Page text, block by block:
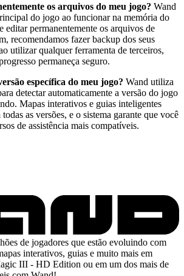
os arquivos do meu jogo? Wand
do jogo ao funcionar na memória do
editar permanentemente os arquivos de
recomendamos fazer backup dos seus
utilizar qualquer ferramenta de terceiros,
permaneça seguro.
específica do meu jogo? Wand utiliza
detectar automaticamente a versão do jogo
Mapas interativos e guias inteligentes
as versões, e o sistema garante que você
de assistência mais compatíveis.
de jogadores que estão evoluindo com
interativos, guias e muito mais em
III - HD Edition ou em um dos mais de